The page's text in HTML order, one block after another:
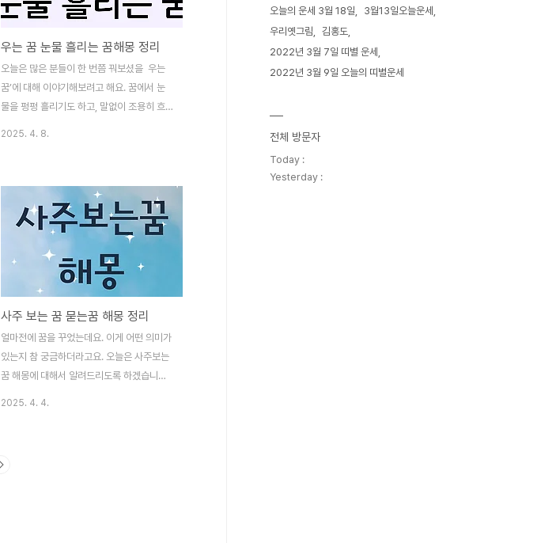
적인 갈등 등이 있을 수 있습니다. 특히 뱀
지는데요, ● 큰 뱀: 큰 변화나 중요한 인물과
의 인연● 작은 뱀: 사소한 문제 또는 은근한
스트레스● 하얀 뱀: 행운, 재물, 귀인의 도움
●..
우는 꿈 눈물 흘리는 꿈해몽 정리
오늘은 많은 분들이 한 번쯤 꿔보셨을 우는
꿈’에 대해 이야기해보려고 해요. 꿈에서 눈
물을 펑펑 흘리기도 하고, 말없이 조용히 흐
은 곳에서 우는 꿈, 감동해서 우는 꿈, 고인이
우는 꿈, 눈물만 흐르는 꿈 등 다양한 상황에
따른 해석을 정리해봤어요. 실제로 현실과
반대로 해석되는 경우도 많으니, 재밌게 읽어
보시고 내 감정도 한 번 돌아보는 시간이 되
길 바랄게요. ◆ 우는 꿈, 왜 꾸게 될까? 먼
저, 우는 꿈은 생각보다 긍정적인 의미를 담
고 있는 경우가 많아요.내 안에 쌓인 감정을
정리하고 싶을 때스트레스를 해소하고 싶을
때또는..
2025. 4. 8.
사주 보는 꿈 묻는꿈 해몽 정리
얼마전에 꿈을 꾸었는데요. 이게 어떤 의미가
있는지 참 궁금하더라고요. 오늘은 사주보는
꿈 해몽에 대해서 알려드리도록 하겠습니
를 바탕으로 운명을 해석하는 동양 철학의 한
2025. 4. 4.
오늘의 운세 3월 18일
3월13일오늘운세
우리옛그림
김홍도
2022년 3월 7일 띠별 운세
2022년 3월 9일 오늘의 띠별운세
전체 방문자
Today :
Yesterday :